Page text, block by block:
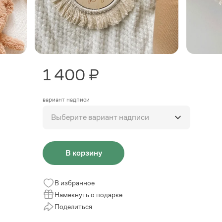
1 400 ₽
вариант надписи
Выберите вариант надписи
В корзину
В избранное
Намекнуть о подарке
Поделиться